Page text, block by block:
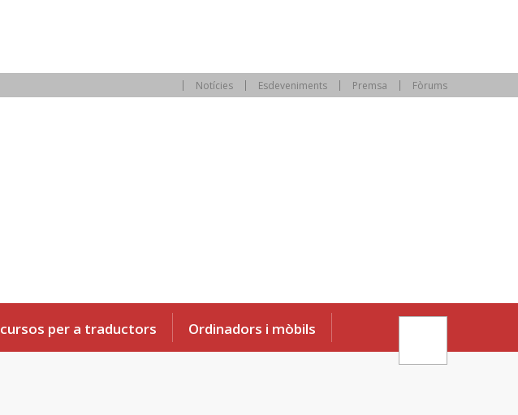
Notícies Esdeveniments Premsa Fòrums
per a traductors Ordinadors i mòbils